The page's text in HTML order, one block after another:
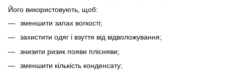
Його використовують, щоб:
зменшити запах вогкості;
захистити одяг і взуття від відволожування;
знизити ризик появи плісняви;
зменшити кількість конденсату;